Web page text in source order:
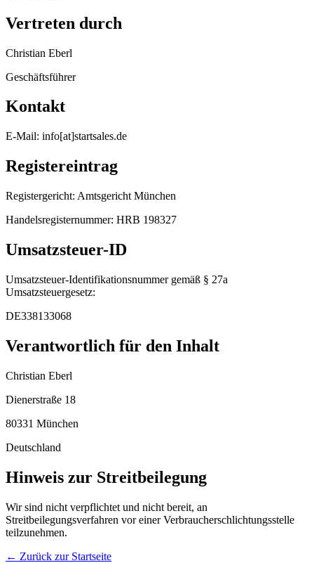
Vertreten durch
Christian Eberl
Geschäftsführer
Kontakt
E-Mail: info[at]startsales.de
Registereintrag
Registergericht: Amtsgericht München
Handelsregisternummer: HRB 198327
Umsatzsteuer-ID
Umsatzsteuer-Identifikationsnummer gemäß § 27a
Umsatzsteuergesetz:
DE338133068
Verantwortlich für den Inhalt
Christian Eberl
Dienerstraße 18
80331 München
Deutschland
Hinweis zur Streitbeilegung
Wir sind nicht verpflichtet und nicht bereit, an
Streitbeilegungsverfahren vor einer Verbraucherschlichtungsstelle
teilzunehmen.
← Zurück zur Startseite